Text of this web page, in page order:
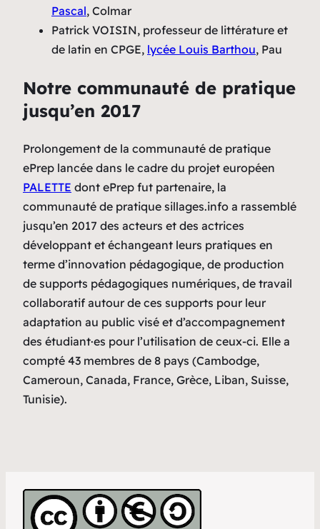
Pascal, Colmar
Patrick VOISIN, professeur de littérature et
de latin en CPGE, lycée Louis Barthou, Pau
Notre communauté de pratique
jusqu’en 2017
Prolongement de la communauté de pratique
ePrep lancée dans le cadre du projet européen
PALETTE dont ePrep fut partenaire, la
communauté de pratique sillages.info a rassemblé
jusqu’en 2017 des acteurs et des actrices
développant et échangeant leurs pratiques en
terme d’innovation pédagogique, de production
de supports pédagogiques numériques, de travail
collaboratif autour de ces supports pour leur
adaptation au public visé et d’accompagnement
des étudiant·es pour l’utilisation de ceux-ci. Elle a
compté 43 membres de 8 pays (Cambodge,
Cameroun, Canada, France, Grèce, Liban, Suisse,
Tunisie).